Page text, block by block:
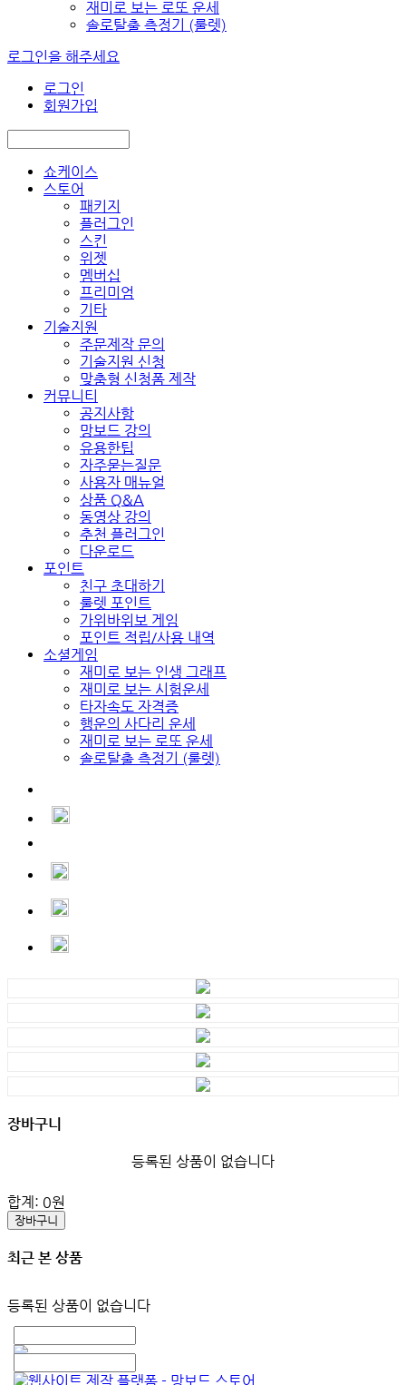
재미로 보는 로또 운세
솔로탈출 측정기 (룰렛)
로그인을 해주세요
로그인
회원가입
쇼케이스
스토어
패키지
플러그인
스킨
위젯
멤버십
프리미엄
기타
기술지원
주문제작 문의
기술지원 신청
맞춤형 신청폼 제작
커뮤니티
공지사항
망보드 강의
유용한팁
자주묻는질문
사용자 매뉴얼
상품 Q&A
동영상 강의
추천 플러그인
다운로드
포인트
친구 초대하기
룰렛 포인트
가위바위보 게임
포인트 적립/사용 내역
소셜게임
재미로 보는 인생 그래프
재미로 보는 시험운세
타자속도 자격증
행운의 사다리 운세
재미로 보는 로또 운세
솔로탈출 측정기 (룰렛)
장바구니
등록된 상품이 없습니다
합계: 0원
장바구니
최근 본 상품
등록된 상품이 없습니다